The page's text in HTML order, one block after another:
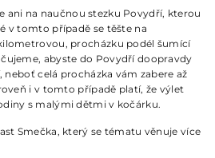
ani na naučnou stezku Povydří, kterou
v tomto případě se těšte na
procházku podél šumící
abyste do Povydří doopravdy
celá procházka vám zabere až
i v tomto případě platí, že výlet
s malými dětmi v kočárku.
Smečka, který se tématu věnuje více